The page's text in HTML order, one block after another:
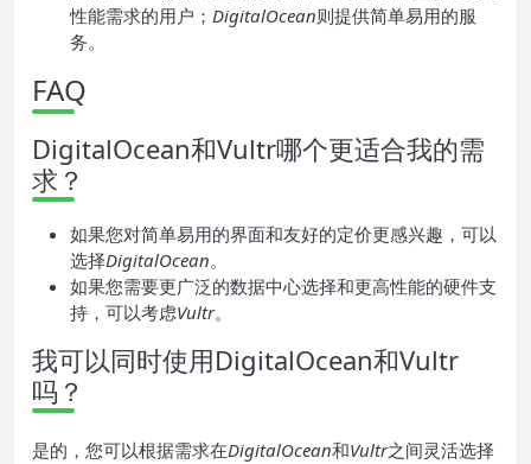
性能需求的用户； DigitalOcean则提供简单易用的服
务。
FAQ
DigitalOcean和Vultr哪个更适合我的需
求？
如果您对简单易用的界面和友好的定价更感兴趣，可以
选择DigitalOcean。
如果您需要更广泛的数据中心选择和更高性能的硬件支
持，可以考虑Vultr。
我可以同时使用DigitalOcean和Vultr
吗？
是的，您可以根据需求在DigitalOcean和Vultr之间灵活选择